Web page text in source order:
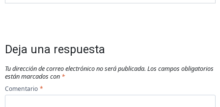
Deja una respuesta
Tu dirección de correo electrónico no será publicada. Los campos obligatorios
están marcados con *
Comentario *